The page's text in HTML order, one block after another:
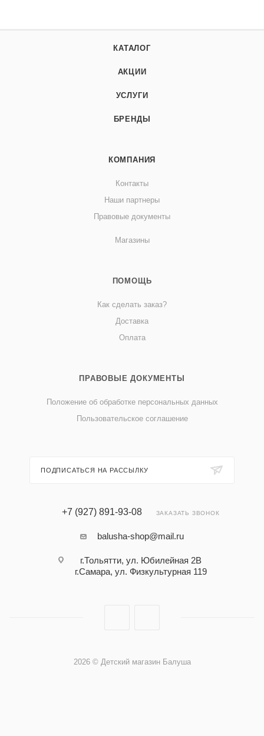
КАТАЛОГ
АКЦИИ
УСЛУГИ
БРЕНДЫ
КОМПАНИЯ
Контакты
Наши партнеры
Правовые документы
Магазины
ПОМОЩЬ
Как сделать заказ?
Доставка
Оплата
ПРАВОВЫЕ ДОКУМЕНТЫ
Положение об обработке персональных данных
Пользовательское соглашение
ПОДПИСАТЬСЯ НА РАССЫЛКУ
+7 (927) 891-93-08 ЗАКАЗАТЬ ЗВОНОК
balusha-shop@mail.ru
г.Тольятти, ул. Юбилейная 2В
г.Самара, ул. Физкультурная 119
2026 © Детский магазин Балуша